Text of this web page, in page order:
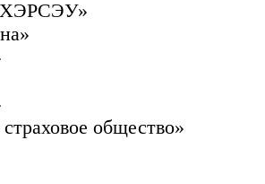
ХЭРСЭУ»
общество»